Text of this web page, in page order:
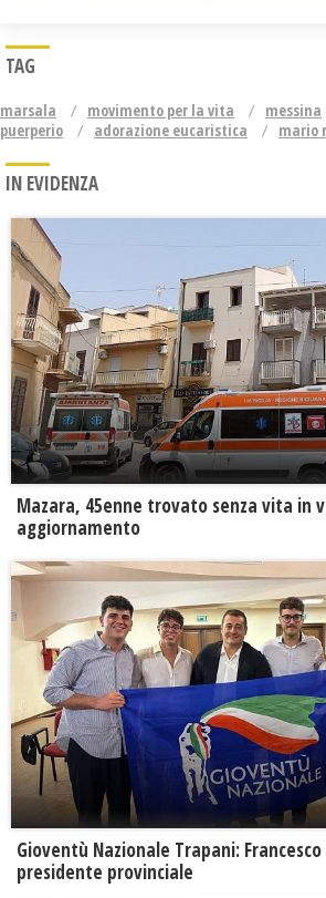
TAG
marsala movimento per la vita messina
puerperio
adorazione eucaristica mario
IN EVIDENZA
Mazara, 45enne trovato senza vita in
aggiornamento
Gioventù Nazionale Trapani:
presidente provinciale